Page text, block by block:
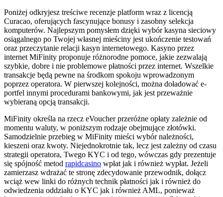
Poniżej odkryjesz treściwe recenzje platform wraz z licencją
Curacao, oferujących fascynujące bonusy i zasobny selekcja
komputerów. Najlepszym pomysłem dzięki wybór kasyna sieciowy
osiągalnego po Twojej własnej mieściny jest ukończenie testowań
oraz przeczytanie relacji kasyn internetowego. Kasyno przez
internet MiFinity proponuje różnorodne pomoce, jakie zezwalają
szybkie, dobre i nie problemowe płatności przez internet. Wszelkie
transakcje będą pewne na środkom spokoju wprowadzonym
poprzez operatora. W pierwszej kolejności, można doładować e-
portfel innymi procedurami bankowymi, jak jest przeważnie
wybieraną opcją transakcji.
MiFinity określa na rzecz eVoucher przeróżne opłaty zależnie od
momentu waluty, w poniższym rodzaje obejmujące złotówki.
Samodzielnie przebieg w MiFinity mieści wybór należności,
kieszeni oraz kwoty. Niejednokrotnie tak, lecz jest zależny od czasu
strategii operatora, Twego KYC i od tego, wówczas gdy prezentuje
się spójność metod rapidcasino wpłat jak i również wypłat. Jeżeli
zamierzasz wdrażać te stronę zdecydowanie przewodnik, dołącz
wciąż wew linki do różnych technik płatności jak i również do
odwiedzenia oddziału o KYC jak i również AML, ponieważ